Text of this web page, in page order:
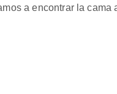
a encontrar la